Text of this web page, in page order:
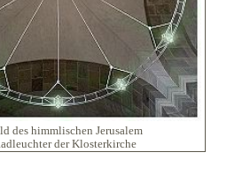
des himmlischen Jerusalem
der Klosterkirche